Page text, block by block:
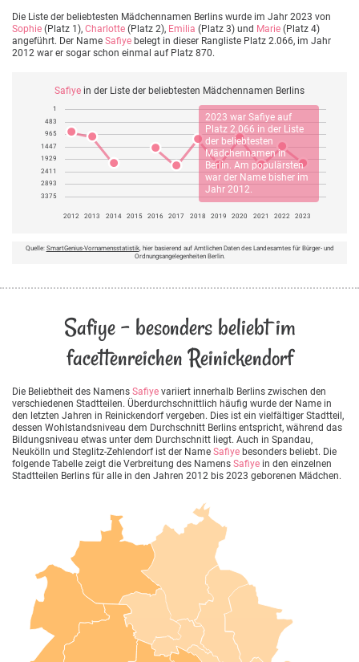
Die Liste der beliebtesten Mädchennamen Berlins wurde im Jahr 2023 von
Sophie (Platz 1), Charlotte (Platz 2), Emilia (Platz 3) und Marie (Platz 4)
angeführt. Der Name Safiye belegt in dieser Rangliste Platz 2.066, im Jahr
2012 war er sogar schon einmal auf Platz 870.
Safiye in der Liste der beliebtesten Mädchennamen Berlins
2023 war Safiyeauf
Platz 2.066 in der Liste
der beliebtesten
Mädchennamen in
Berlin. Am populärsten
war der Name bisher im
Jahr 2012.
1
483
965
1447
1929
2411
2893
3375
2012 2013 2014 2015 2016 2017 2018 2019 2020 2021 2022 2023
Quelle: SmartGenius-Vornamensstatistik, hier basierend auf Amtlichen Daten des Landesamtes für Bürger- und
Ordnungsangelegenheiten Berlin.
Safiye - besonders beliebt im
facettenreichen Reinickendorf
Die Beliebtheit des Namens Safiye variiert innerhalb Berlins zwischen den
verschiedenen Stadtteilen. Überdurchschnittlich häufig wurde der Name in
den letzten Jahren in Reinickendorf vergeben. Dies ist ein vielfältiger Stadtteil,
dessen Wohlstandsniveau dem Durchschnitt Berlins entspricht, während das
Bildungsniveau etwas unter dem Durchschnitt liegt. Auch in Spandau,
Neukölln und Steglitz-Zehlendorf ist der Name Safiye besonders beliebt. Die
folgende Tabelle zeigt die Verbreitung des Namens Safiye in den einzelnen
Stadtteilen Berlins für alle in den Jahren 2012 bis 2023 geborenen Mädchen.